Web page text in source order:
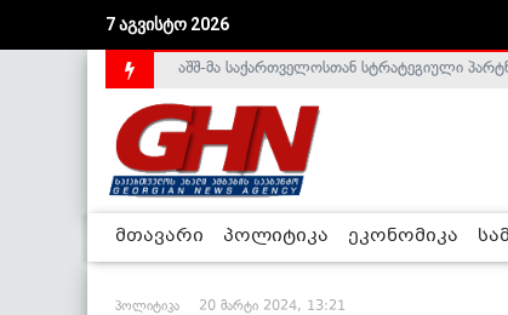
7 აგვისტო 2026
საქართველოს დე-ფაქტო მთავრობა
მთავარი პოლიტიკა ეკონომიკა
პოლიტიკა 20 მარტი 2024, 13:21